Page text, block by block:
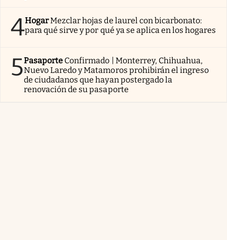
4HogarMezclar hojas de laurel con bicarbonato:
para qué sirve y por qué ya se aplica en los hogares
5Pasaporte Confirmado | Monterrey, Chihuahua,
Nuevo Laredo y Matamoros prohibirán el ingreso
de ciudadanos que hayan postergado la
renovación de su pasaporte